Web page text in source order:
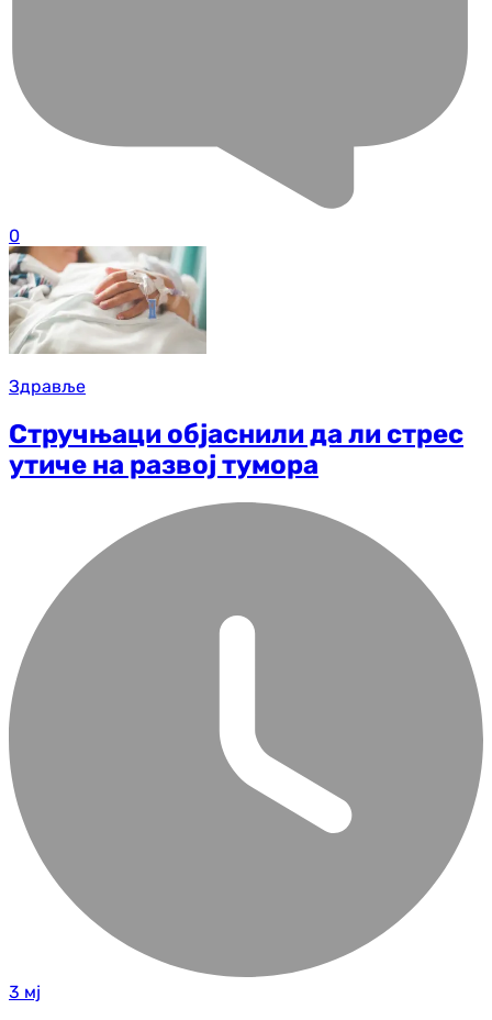
0
Здравље
Стручњаци објаснили да ли стрес
утиче на развој тумора
3 мј